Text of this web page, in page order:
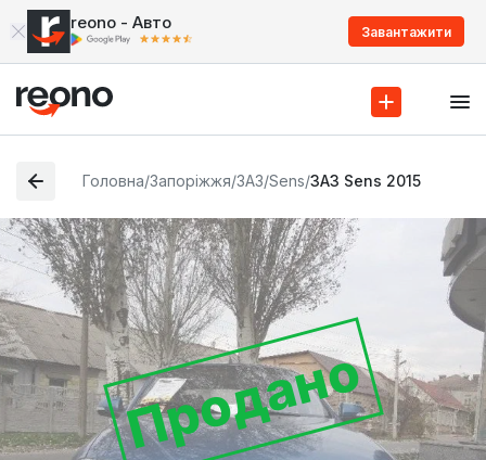
reono - Авто Завантажити
Головна/Запоріжжя/ЗАЗ/Sens/ЗАЗ Sens 2015
Продано